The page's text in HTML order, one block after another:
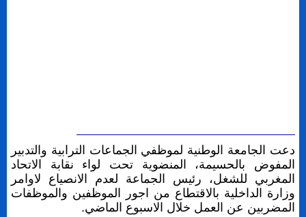
دعت الجامعة الوطنية لموظفي الجماعات الترابية والتدبير
المفوض بالحسيمة، المنضوية تحت لواء نقابة الاتحاد
المغربي للشغل، رئيس الجماعة لعدم الانصياع لاوامر
وزارة الداخلية بالاقتطاع من اجور الموظفين والموظفات
المضربين عن العمل خلال الاسبوع الماضي.